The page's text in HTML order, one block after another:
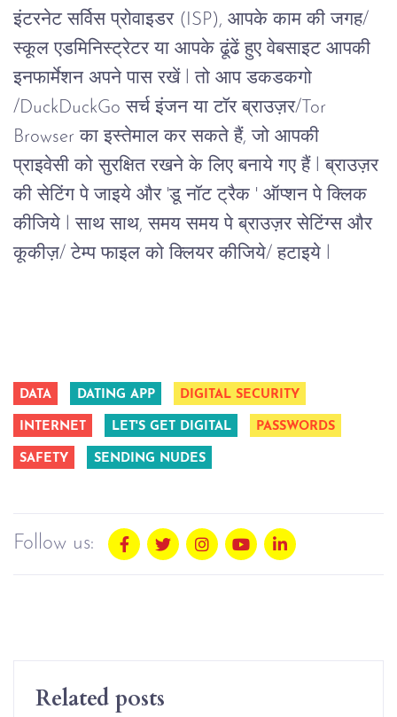
इंटरनेट सर्विस प्रोवाइडर (ISP), आपके काम की जगह/
स्कूल एडमिनिस्ट्रेटर या आपके ढूंढें हुए वेबसाइट आपकी
इनफार्मेशन अपने पास रखें l तो आप डकडकगो
/DuckDuckGo सर्च इंजन या टॉर ब्राउज़र/Tor
Browser का इस्तेमाल कर सकते हैं, जो आपकी
प्राइवेसी को सुरक्षित रखने के लिए बनाये गए हैं l ब्राउज़र
की सेटिंग पे जाइये और 'डू नॉट ट्रैक ' ऑप्शन पे क्लिक
कीजिये l साथ साथ, समय समय पे ब्राउज़र सेटिंग्स और
कूकीज़/ टेम्प फाइल को क्लियर कीजिये/ हटाइये l
DATA DATING APP DIGITAL SECURITY
INTERNET LET'S GET DIGITAL PASSWORDS
SAFETY SENDING NUDES
Follow us:
Related posts